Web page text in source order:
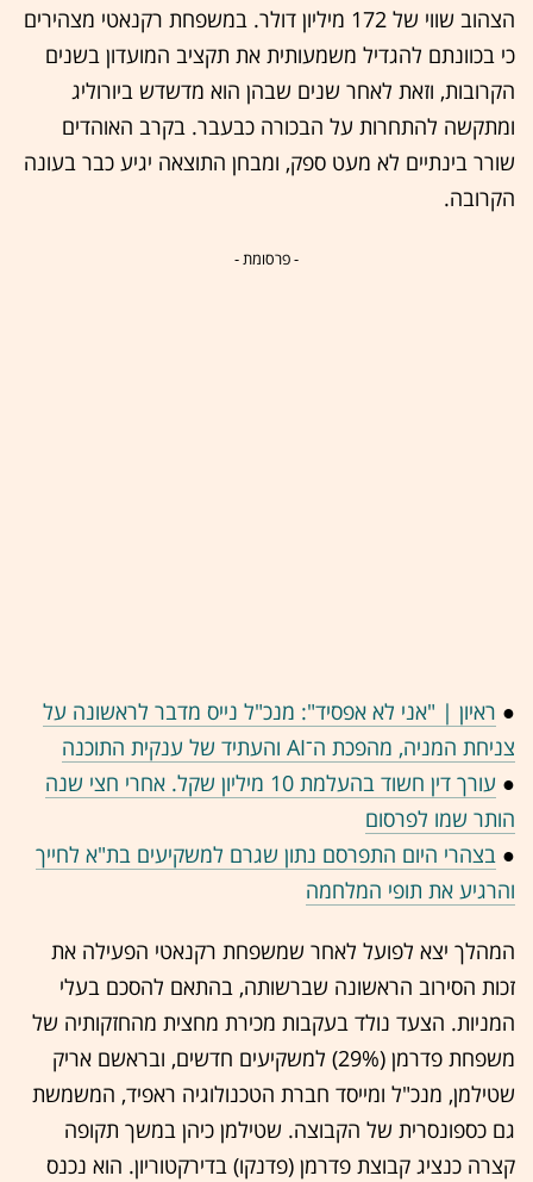
הצהוב שווי של 172 מיליון דולר. במשפחת רקנאטי מצהירים
כי בכוונתם להגדיל משמעותית את תקציב המועדון בשנים
הקרובות, וזאת לאחר שנים שבהן הוא מדשדש ביורוליג
ומתקשה להתחרות על הבכורה כבעבר. בקרב האוהדים
שורר בינתיים לא מעט ספק, ומבחן התוצאה יגיע כבר בעונה
הקרובה.
- פרסומת -
● ראיון | "אני לא אפסיד": מנכ"ל נייס מדבר לראשונה על
צניחת המניה, מהפכת ה־AI והעתיד של ענקית התוכנה
●
עורך דין חשוד בהעלמת 10 מיליון שקל. אחרי חצי שנה
הותר שמו לפרסום
● בצהרי היום התפרסם נתון שגרם למשקיעים בת"א לחייך
והרגיע את תופי המלחמה
המהלך יצא לפועל לאחר שמשפחת רקנאטי הפעילה את
זכות הסירוב הראשונה שברשותה, בהתאם להסכם בעלי
המניות. הצעד נולד בעקבות מכירת מחצית מהחזקותיה של
משפחת פדרמן (29%) למשקיעים חדשים, ובראשם אריק
שטילמן, מנכ"ל ומייסד חברת הטכנולוגיה ראפיד, המשמשת
גם כספונסרית של הקבוצה. שטילמן כיהן במשך תקופה
קצרה כנציג קבוצת פדרמן (פדנקו) בדירקטוריון. הוא נכנס